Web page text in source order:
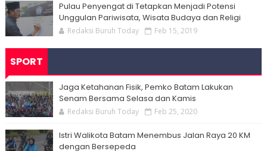
Pulau Penyengat di Tetapkan Menjadi Potensi
Unggulan Pariwisata, Wisata Budaya dan Religi
Redaksi Buruh Today Feb 15, 2019
SPORT
Jaga Ketahanan Fisik, Pemko Batam Lakukan
Senam Bersama Selasa dan Kamis
Redaksi Buruh Today Feb 25, 2020
Istri Walikota Batam Menembus Jalan Raya 20 KM
dengan Bersepeda